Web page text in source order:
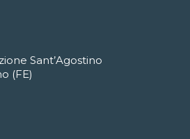
Sant’Agostino
(FE)